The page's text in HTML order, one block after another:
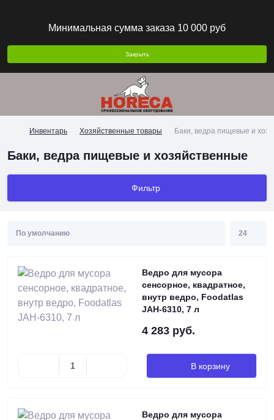
Минимальная сумма заказа 10 000 руб
Закрыть
Инвентарь Хозяйственные товары Баки, ведра пищевые и
Баки, ведра пищевые и хозяйственные
Фильтр
Ведро для мусора
сенсорное, квадратное,
внутр ведро, Foodatlas
JAH-6310, 7 л
4 283 руб.
В корзину
Ведро для мусора